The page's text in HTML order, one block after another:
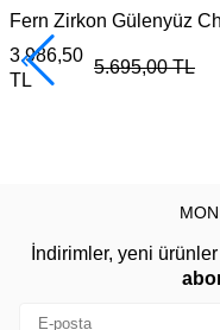
Fern Zirkon Gülenyüz
3.986,50
TL
5.695,00TL
İndirimler, yeni